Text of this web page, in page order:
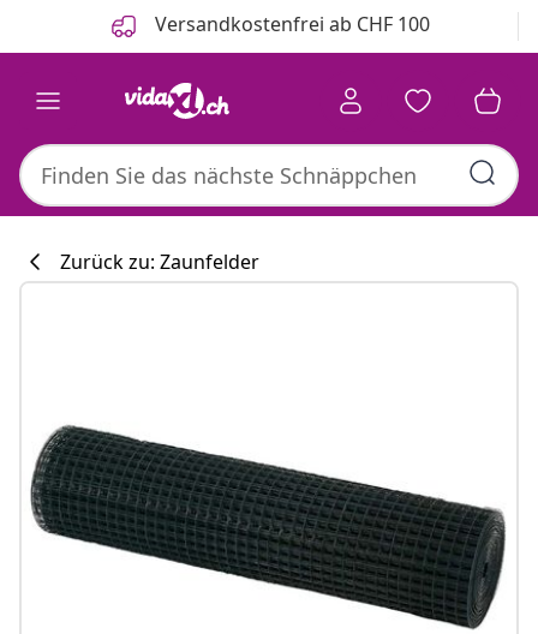
Versandkostenfrei ab CHF 100
Zurück zu: Zaunfelder